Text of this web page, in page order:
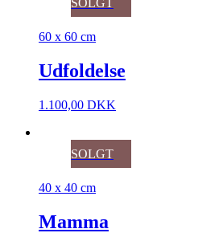
SOLGT
60 x 60 cm
Udfoldelse
1.100,00 DKK
SOLGT
40 x 40 cm
Mamma